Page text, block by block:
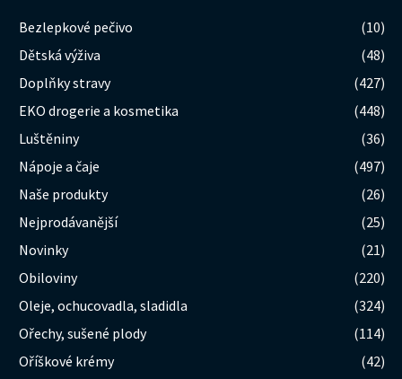
Bezlepkové pečivo
(10)
Dětská výživa
(48)
Doplňky stravy
(427)
EKO drogerie a kosmetika
(448)
Luštěniny
(36)
Nápoje a čaje
(497)
Naše produkty
(26)
Nejprodávanější
(25)
Novinky
(21)
Obiloviny
(220)
Oleje, ochucovadla, sladidla
(324)
Ořechy, sušené plody
(114)
Oříškové krémy
(42)